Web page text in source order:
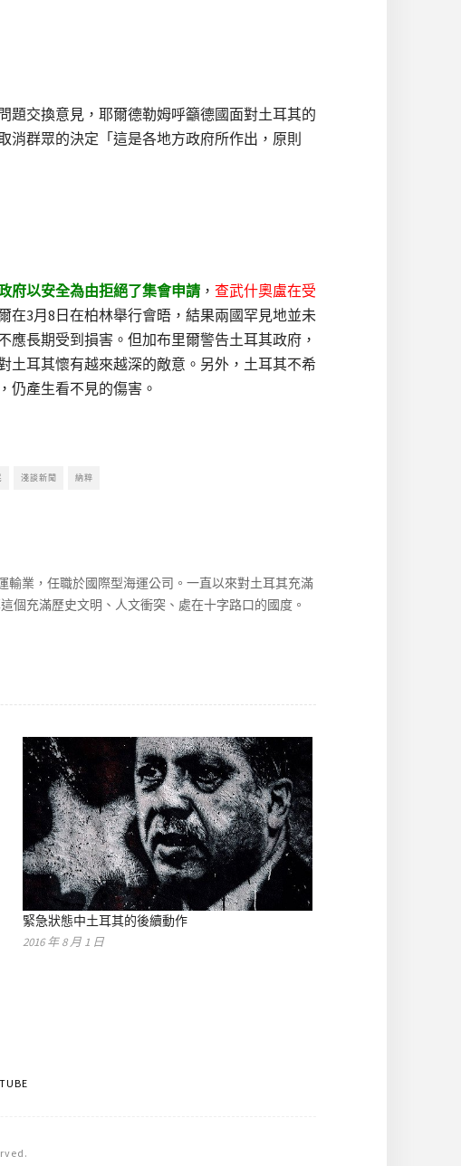
題交換意見，耶爾德勒姆呼籲德國面對土耳其的
群眾的決定「這是各地方政府所作出，原則
府以安全為由拒絕了集會申請 ， 查武什奧盧在受
在3月8日在柏林舉行會晤，結果兩國罕見地並未
長期受到損害。但加布里爾警告土耳其政府，
土耳其懷有越來越深的敵意。另外，土耳其不希
仍產生看不見的傷害。
淺談新聞 納粹
業，任職於國際型海運公司。一直以來對土耳其充滿
個充滿歷史文明、人文衝突、處在十字路口的國度。
緊急狀態中土耳其的後續動作
2016 年 8 月 1 日